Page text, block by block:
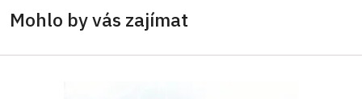
Mohlo by vás zajímat